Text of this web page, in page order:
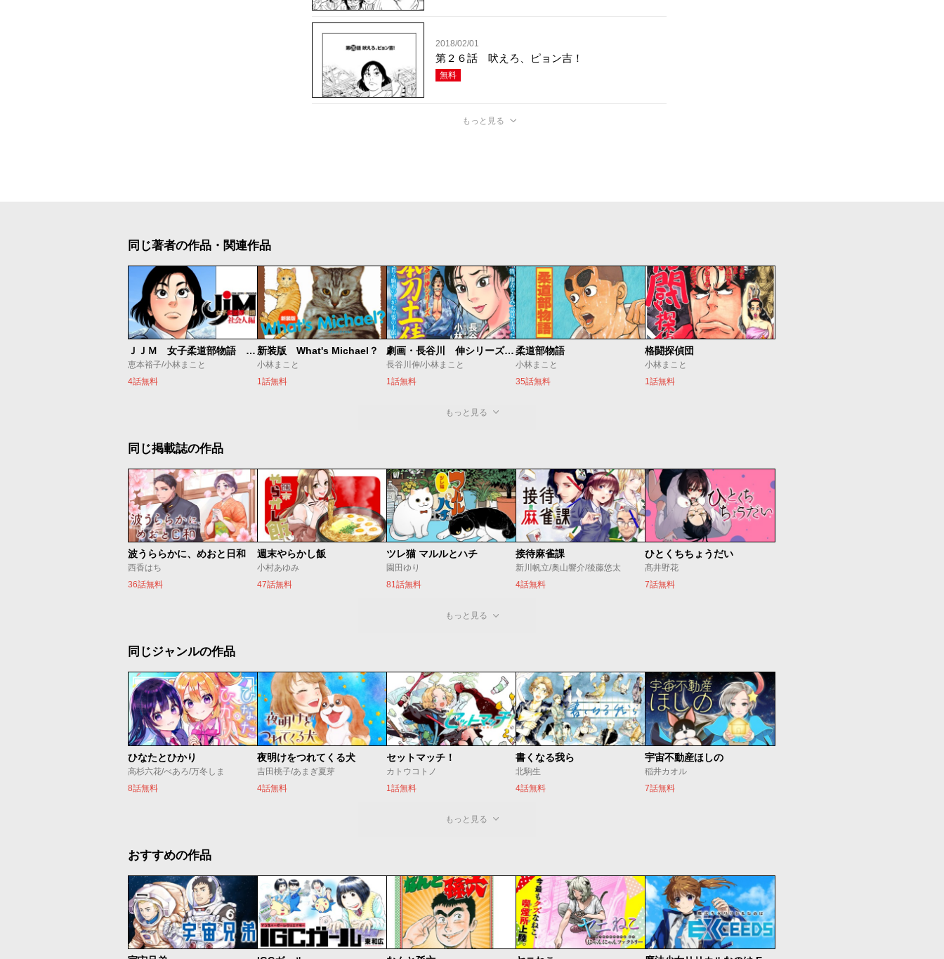
2018/02/01
第２６話 吠えろ、ピョン吉！
無料
もっと見る
同じ著者の作品・関連作品
ＪＪＭ 女子柔道部物語 社会人編
恵本裕子/小林まこと
4話無料
新装版 What's Michael？
小林まこと
1話無料
劇画・長谷川 伸シリーズ 一本刀土俵入
長谷川伸/小林まこと
1話無料
柔道部物語
小林まこと
35話無料
格闘探偵団
小林まこと
1話無料
もっと見る
同じ掲載誌の作品
波うららかに、めおと日和
西香はち
36話無料
週末やらかし飯
小村あゆみ
47話無料
ツレ猫 マルルとハチ
園田ゆり
81話無料
接待麻雀課
新川帆立/奥山響介/後藤悠太
4話無料
ひとくちちょうだい
髙井野花
7話無料
もっと見る
同じジャンルの作品
ひなたとひかり
高杉六花/べあろ/万冬しま
8話無料
夜明けをつれてくる犬
吉田桃子/あまぎ夏芽
4話無料
セットマッチ！
カトウコトノ
1話無料
書くなる我ら
北駒生
4話無料
宇宙不動産ほしの
稲井カオル
7話無料
もっと見る
おすすめの作品